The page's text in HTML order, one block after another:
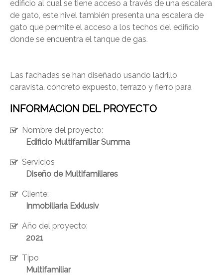
edificio al cual se tiene acceso a través de una escalera
de gato, este nivel también presenta una escalera de
gato que permite el acceso a los techos del edificio
donde se encuentra el tanque de gas.
Las fachadas se han diseñado usando ladrillo
caravista, concreto expuesto, terrazo y fierro para
INFORMACION DEL PROYECTO
Nombre del proyecto:
Edificio Multifamiliar Summa
Servicios
Diseño de Multifamiliares
Cliente:
Inmobiliaria Exklusiv
Año del proyecto:
2021
Tipo
Multifamiliar
ENVIAR